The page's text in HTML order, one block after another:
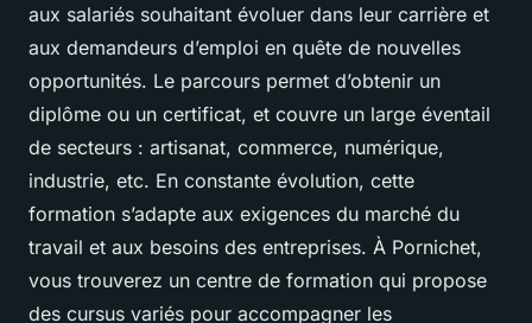
aux salariés souhaitant évoluer dans leur carrière et
aux demandeurs d’emploi en quête de nouvelles
opportunités. Le parcours permet d’obtenir un
diplôme ou un certificat, et couvre un large éventail
de secteurs : artisanat, commerce, numérique,
industrie, etc. En constante évolution, cette
formation s’adapte aux exigences du marché du
travail et aux besoins des entreprises. À Pornichet,
vous trouverez un centre de formation qui propose
des cursus variés pour accompagner les